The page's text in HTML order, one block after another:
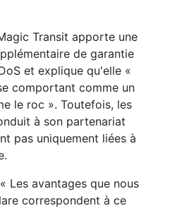
Transit apporte une
de garantie
et explique qu'elle «
comportant comme un
le roc ». Toutefois, les
à son partenariat
pas uniquement liées à
Les avantages que nous
correspondent à ce